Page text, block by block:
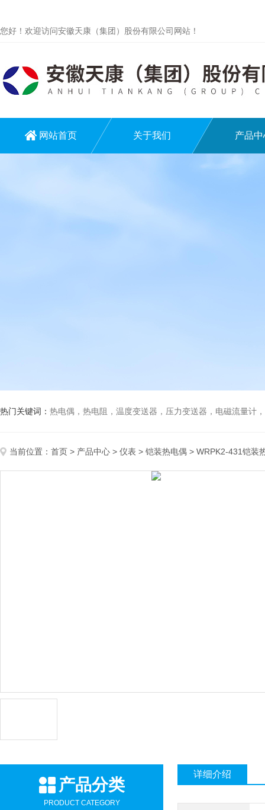
您好！欢迎访问安徽天康（集团）股份有限公司网站！
网站首页 关于我们 产品中
热门关键词： 热电偶，热电阻，温度变送器，压力变送器，电磁流量计，
当前位置： 首页 > 产品中心 > 仪表 > 铠装热电偶 > WRPK2-431铠装
产品分类
PRODUCT CATEGORY
详细介绍